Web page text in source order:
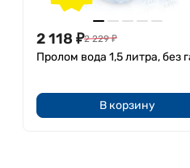
2 118 ₽2 229 ₽
Пролом вода 1,5 литра, без
В корзину